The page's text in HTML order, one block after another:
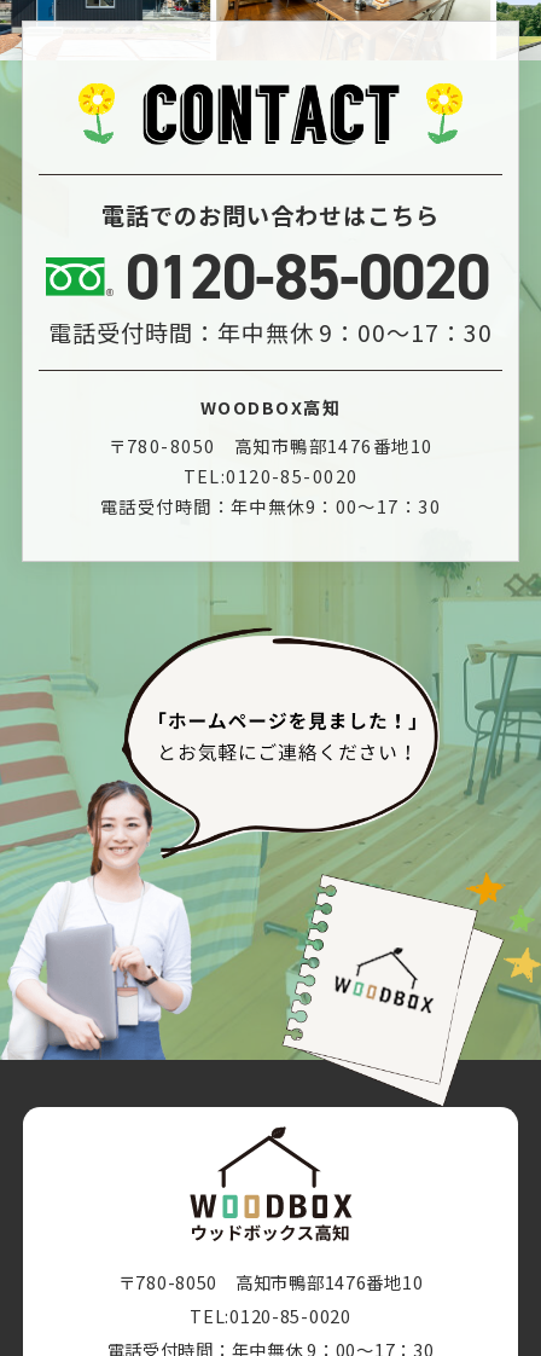
電話でのお問い合わせはこちら
0120-85-0020
電話受付時間：年中無休 9：00～17：30
WOODBOX高知
〒780-8050 高知市鴨部1476番地10
TEL:0120-85-0020
電話受付時間：年中無休9：00～17：30
〒780-8050 高知市鴨部1476番地10
TEL:0120-85-0020
電話受付時間：年中無休 9：00～17：30